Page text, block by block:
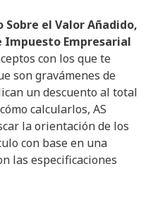
Sobre el Valor Añadido,
Impuesto Empresarial
con los que te
son gravámenes de
un descuento al total
calcularlos, AS
la orientación de los
con base en una
las especificaciones